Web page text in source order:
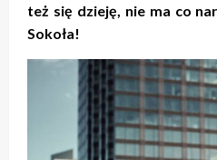
też się dzieję, nie ma co
Sokoła!